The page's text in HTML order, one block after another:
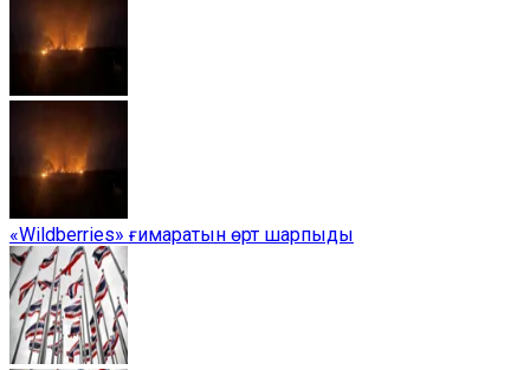
«Wildberries» ғимаратын өрт шарпыды